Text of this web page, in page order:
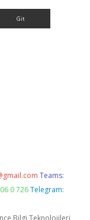
Teams:
0 726 Telegram:
Bilgi Teknolojileri